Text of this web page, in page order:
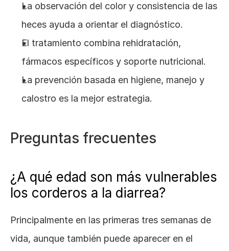
La observación del color y consistencia de las
heces ayuda a orientar el diagnóstico.
El tratamiento combina rehidratación,
fármacos específicos y soporte nutricional.
La prevención basada en higiene, manejo y
calostro es la mejor estrategia.
Preguntas frecuentes
¿A qué edad son más vulnerables
los corderos a la diarrea?
Principalmente en las primeras tres semanas de
vida, aunque también puede aparecer en el